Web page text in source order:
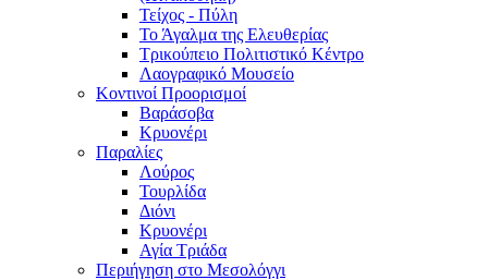
Τείχος - Πύλη
Το Άγαλμα της Ελευθερίας
Τρικούπειο Πολιτιστικό Κέντρο
Λαογραφικό Μουσείο
Κοντινοί Προορισμοί
Βαράσοβα
Κρυονέρι
Παραλίες
Λούρος
Τουρλίδα
Διόνι
Κρυονέρι
Αγία Τριάδα
Περιήγηση στο Μεσολόγγι